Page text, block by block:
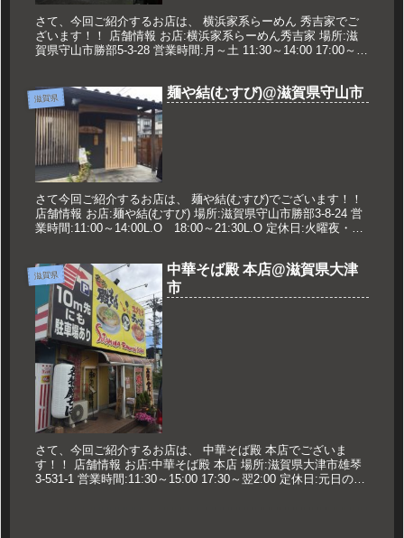
さて、今回ご紹介するお店は、 横浜家系らーめん 秀吉家でご
ざいます！！ 店舗情報 お店:横浜家系らーめん秀吉家 場所:滋
賀県守山市勝部5-3-28 営業時間:月～土 11:30～14:00 17:00～
滋賀県 麺や結(むすび)@滋賀県守山市
さて今回ご紹介するお店は、 麺や結(むすび)でございます！！
店舗情報 お店:麺や結(むすび) 場所:滋賀県守山市勝部3-8-24 営
業時間:11:00～14:00L.O 18:00～21:30L.O 定休日:火曜夜・水
滋賀県
中華そば殿 本店@滋賀県大津
市
さて、今回ご紹介するお店は、 中華そば殿 本店でございま
す！！ 店舗情報 お店:中華そば殿 本店 場所:滋賀県大津市雄琴
3-531-1 営業時間:11:30～15:00 17:30～翌2:00 定休日:元日のみ